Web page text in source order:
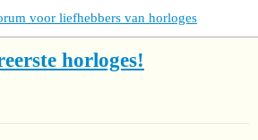
voor liefhebbers van horloges
horloges!